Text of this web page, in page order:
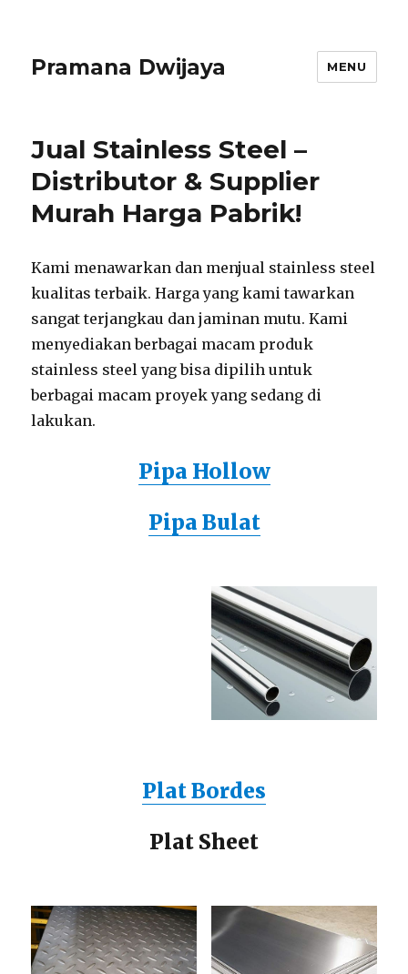
Pramana Dwijaya MENU
Jual Stainless Steel –
Distributor & Supplier
Murah Harga Pabrik!
Kami menawarkan dan menjual stainless steel
kualitas terbaik. Harga yang kami tawarkan
sangat terjangkau dan jaminan mutu. Kami
menyediakan berbagai macam produk
stainless steel yang bisa dipilih untuk
berbagai macam proyek yang sedang di
lakukan.
Pipa Hollow
Pipa Bulat
Plat Bordes
Plat Sheet